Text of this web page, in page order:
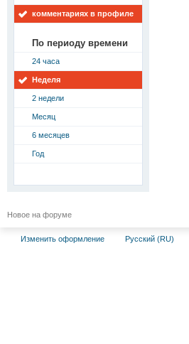
комментариях в профиле
По периоду времени
24 часа
Неделя
2 недели
Месяц
6 месяцев
Год
Новое на форуме
Изменить оформление Русский (RU)